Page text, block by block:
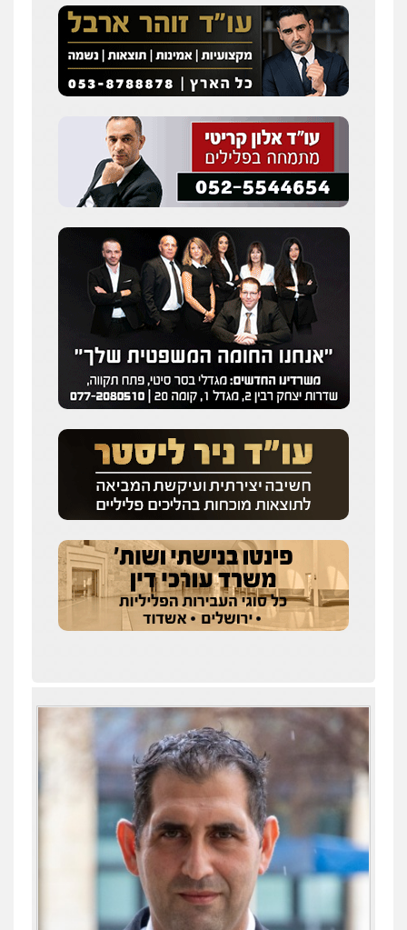
עו"ד תומר נוה
0507913332
עו"ד איהאב ג'לג'ולי
פלילי מעצרים וחקירות עורכי דין לענייני
אסירים
0505216700
עו"ד שלומי שרון
פלילי צבאי מעצרים וחקירות
0547342002
עו"ד אלון קריטי
פלילי כלכלי אלימות סמים מעצרים
0525544654
מנשה, אלמוג – עורכי דין
פלילי עבירות תנועה צווארון לבן תעבורה
עורכי דין לענייני אסירים מעצרים וחקירות
0546470989
עו"ד זוהר ארבל
פלילי פשיעה חמורה מעצרים וחקירות
קטינים
עו"ד אסף דוק
פלילי עבירות מין סמים והימורים פשיעה
חמורה חקירות ומעצרים צווארון לבן והונאה
0526885006
משפט פלילי פשיעה חמורה מעצרים
וחקירות צבאי תעבורה
0544218336
עו"ד שאדי כבהא
פלילי עורכי דין לענייני אסירים
0525556970
משרד עורכי דין חן ברוך
פלילי דיני תעבורה מעצרים וחקירות